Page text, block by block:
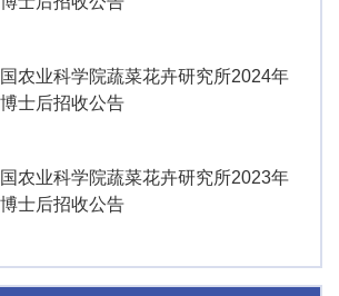
农业科学院蔬菜花卉研究所2024年
士后招收公告
农业科学院蔬菜花卉研究所2023年
士后招收公告